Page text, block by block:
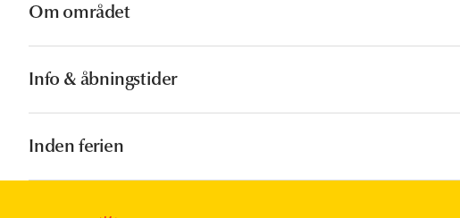
Om området
Info & åbningstider
Adresse
Sydvestvej 15, 4. Sal
kundeservice@campaya.dk
Inden ferien